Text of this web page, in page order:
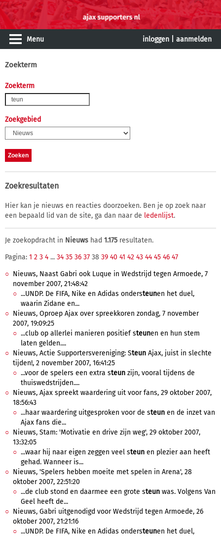
Menu inloggen aanmelden
Zoekterm
Zoekterm
Zoekgebied
Zoekresultaten
Hier kan je nieuws en reacties doorzoeken. Ben je op zoek naar
een bepaald lid van de site, ga dan naar de ledenlijst.
Je zoekopdracht in Nieuws had 1.175 resultaten.
Pagina: 1 2 3 4 ... 34 35 36 37 38 39 40 41 42 43 44 45 46 47
Nieuws, Naast Gabri ook Luque in Wedstrijd tegen Armoede, 7
november 2007, 21:48:42
...UNDP. De FIFA, Nike en Adidas ondersteunen het duel,
waarin Zidane en...
Nieuws, Oproep Ajax over spreekkoren zondag, 7 november
2007, 19:09:25
...club op allerlei manieren positief steunen en hun stem
laten gelden....
Nieuws, Actie Supportersvereniging: Steun Ajax, juist in slechte
tijden!, 2 november 2007, 16:41:25
...voor de spelers een extra steun zijn, vooral tijdens de
thuiswedstrijden....
Nieuws, Ajax spreekt waardering uit voor fans, 29 oktober 2007,
18:56:43
...haar waardering uitgesproken voor de steun en de inzet van
Ajax fans die...
Nieuws, Stam: 'Motivatie en drive zijn weg', 29 oktober 2007,
13:32:05
...waar hij naar eigen zeggen veel steun en plezier aan heeft
gehad. Wanneer is...
Nieuws, 'Spelers hebben moeite met spelen in Arena', 28
oktober 2007, 22:51:20
...de club stond en daarmee een grote steun was. Volgens Van
Geel heeft de...
Nieuws, Gabri uitgenodigd voor Wedstrijd tegen Armoede, 26
oktober 2007, 21:21:16
...UNDP. De FIFA, Nike en Adidas ondersteunen het duel,